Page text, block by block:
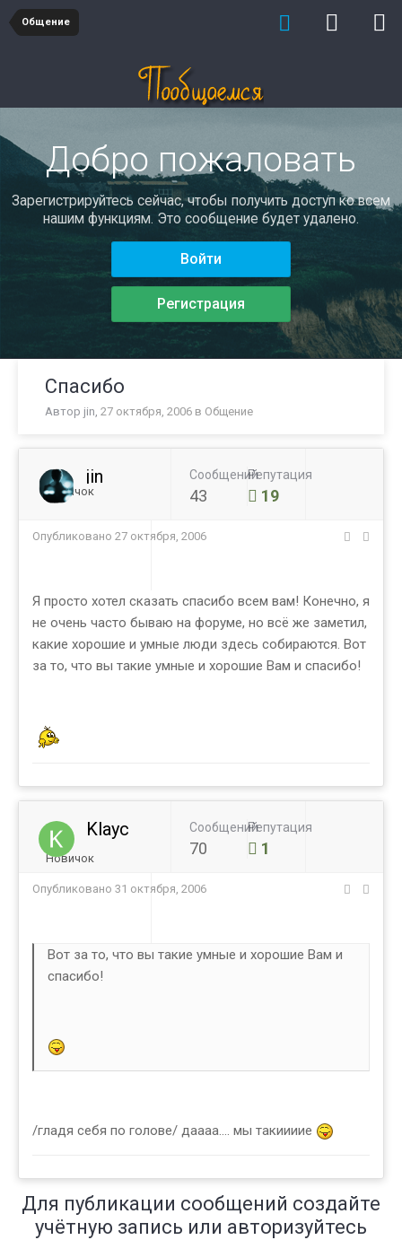
Общение
Добро пожаловать
Зарегистрируйтесь сейчас, чтобы получить доступ ко всем
нашим функциям. Это сообщение будет удалено.
Войти
Регистрация
Спасибо
Автор jin, 27 октября, 2006 в Общение
jin
Новичок
Сообщений
43
Репутация
19
Опубликовано 27 октября, 2006
Я просто хотел сказать спасибо всем вам! Конечно, я
не очень часто бываю на форуме, но всё же заметил,
какие хорошие и умные люди здесь собираются. Вот
за то, что вы такие умные и хорошие Вам и спасибо!
Klayc
Новичок
Сообщений
70
Репутация
1
Опубликовано 31 октября, 2006
Вот за то, что вы такие умные и хорошие Вам и
спасибо!
/гладя себя по голове/ даааа.... мы такиииие
Для публикации сообщений создайте
учётную запись или авторизуйтесь